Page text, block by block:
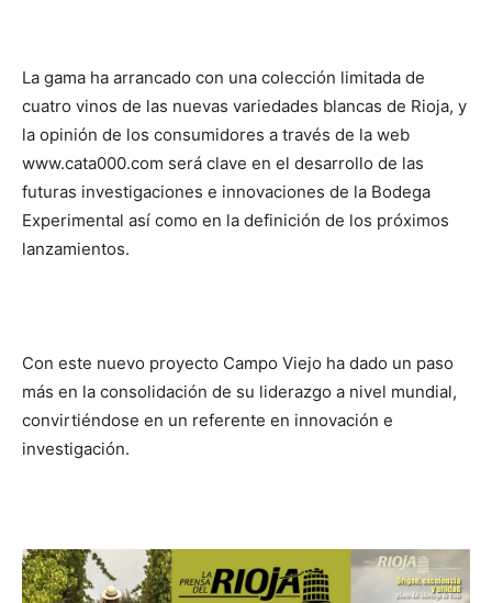
La gama ha arrancado con una colección limitada de
cuatro vinos de las nuevas variedades blancas de Rioja, y
la opinión de los consumidores a través de la web
www.cata000.com será clave en el desarrollo de las
futuras investigaciones e innovaciones de la Bodega
Experimental así como en la definición de los próximos
lanzamientos.
Con este nuevo proyecto Campo Viejo ha dado un paso
más en la consolidación de su liderazgo a nivel mundial,
convirtiéndose en un referente en innovación e
investigación.